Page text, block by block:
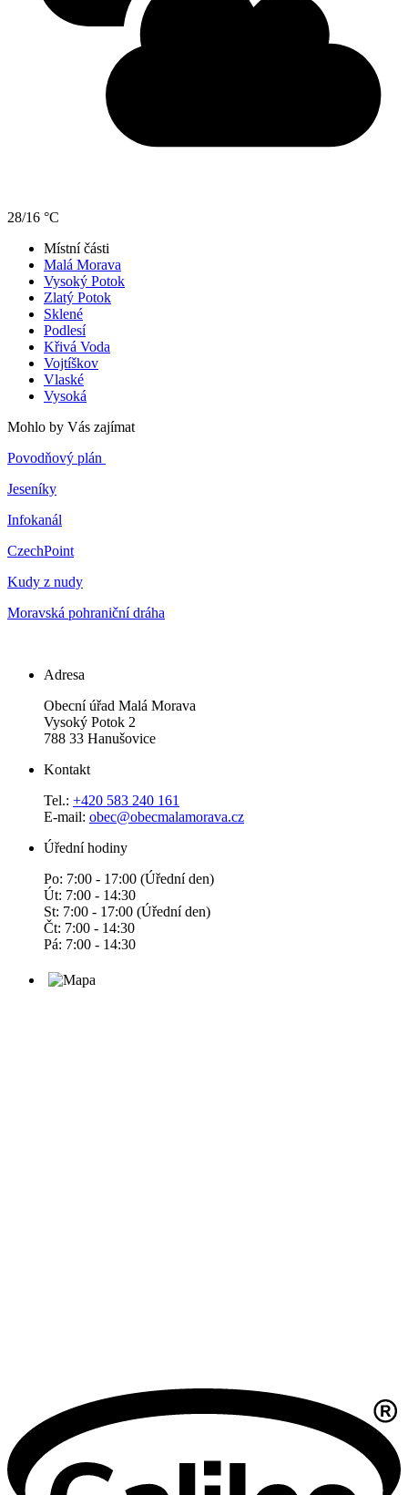
28/16 °C
Místní části
Malá Morava
Vysoký Potok
Zlatý Potok
Sklené
Podlesí
Křivá Voda
Vojtíškov
Vlaské
Vysoká
Mohlo by Vás zajímat
Povodňový plán
Jeseníky
Infokanál
CzechPoint
Kudy z nudy
Moravská pohraniční dráha
Adresa
Obecní úřad Malá Morava
Vysoký Potok 2
788 33 Hanušovice
Kontakt
Tel.: +420 583 240 161
E-mail: obec@obecmalamorava.cz
Úřední hodiny
Po: 7:00 - 17:00 (Úřední den)
Út: 7:00 - 14:30
St: 7:00 - 17:00 (Úřední den)
Čt: 7:00 - 14:30
Pá: 7:00 - 14:30